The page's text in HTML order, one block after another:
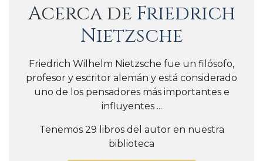
Acerca de Friedrich
Nietzsche
Friedrich Wilhelm Nietzsche fue un filósofo,
profesor y escritor alemán y está considerado
uno de los pensadores más importantes e
influyentes ...
Tenemos 29 libros del autor en nuestra
biblioteca